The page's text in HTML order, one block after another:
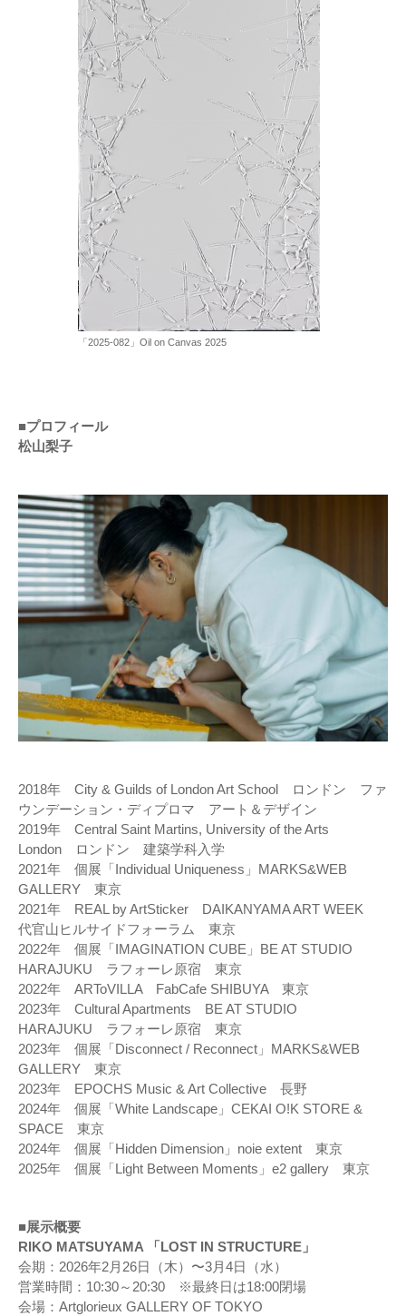
「2025-082」Oil on Canvas 2025
■プロフィール
松山梨子
2018年 City & Guilds of London Art School ロンドン ファ
ウンデーション・ディプロマ アート＆デザイン
2019年 Central Saint Martins, University of the Arts
London ロンドン 建築学科入学
2021年 個展「Individual Uniqueness」MARKS&WEB
GALLERY 東京
2021年 REAL by ArtSticker DAIKANYAMA ART WEEK
代官山ヒルサイドフォーラム 東京
2022年 個展「IMAGINATION CUBE」BE AT STUDIO
HARAJUKU ラフォーレ原宿 東京
2022年 ARToVILLA FabCafe SHIBUYA 東京
2023年 Cultural Apartments BE AT STUDIO
HARAJUKU ラフォーレ原宿 東京
2023年 個展「Disconnect / Reconnect」MARKS&WEB
GALLERY 東京
2023年 EPOCHS Music & Art Collective 長野
2024年 個展「White Landscape」CEKAI O!K STORE &
SPACE 東京
2024年 個展「Hidden Dimension」noie extent 東京
2025年 個展「Light Between Moments」e2 gallery 東京
■展示概要
RIKO MATSUYAMA 「LOST IN STRUCTURE」
会期：2026年2月26日（木）〜3月4日（水）
営業時間：10:30～20:30 ※最終日は18:00閉場
会場：Artglorieux GALLERY OF TOKYO